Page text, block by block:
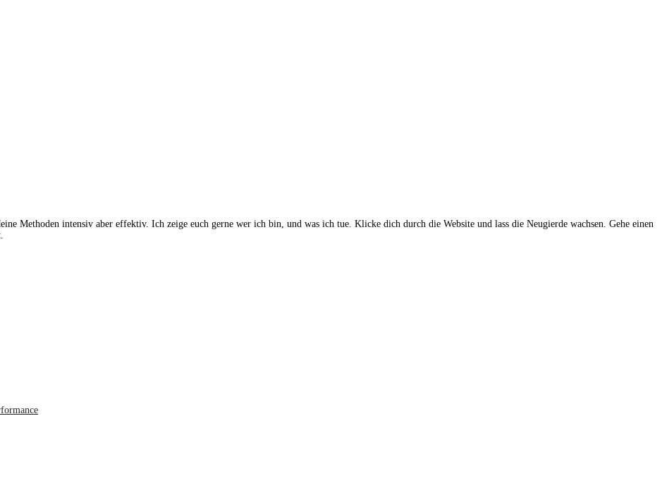
Methoden intensiv aber effektiv. Ich zeige euch gerne wer ich bin, und was ich tue. Klicke dich durch die Website und lass die Neugierde wachsen. Gehe einen